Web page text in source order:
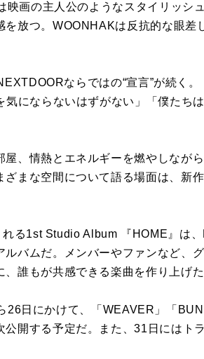
映画の主人公のようなスタイリッシ
を放つ。WOONHAKは反抗的な眼差
ならではの“宣言”が続く
気にならないはずがない」「僕たち
屋、情熱とエネルギーを燃やしなが
ざまな空間について語る場面は、新
る1st Studio Album 『HOME』は
バムだ。メンバーやファンなど、
誰もが共感できる楽曲を作り上げた
26日にかけて、「WEAVER」「
公開する予定だ。また、31日にはト